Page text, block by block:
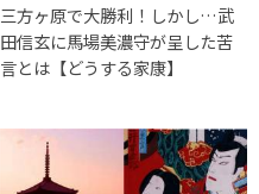
三方ヶ原で大勝利！しかし…武
田信玄に馬場美濃守が呈した苦
言とは【どうする家康】